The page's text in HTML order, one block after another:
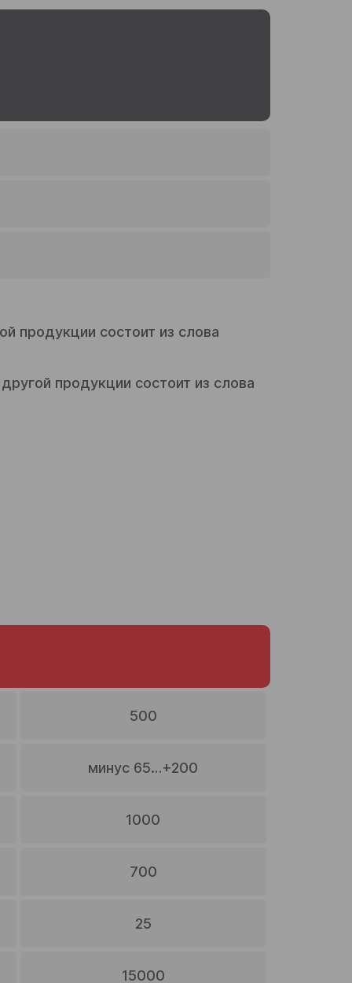
продукции состоит из слова
продукции состоит из слова
500
минус 65…+200
1000
700
25
15000